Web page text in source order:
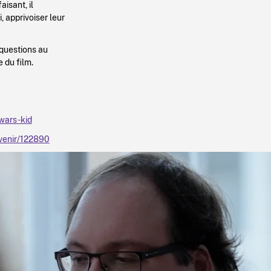
il
apprivoiser leur
au
du film.
kid
122890